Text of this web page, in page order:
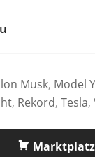
Musk, Model Y
, Rekord, Tesla,
Marktplatz